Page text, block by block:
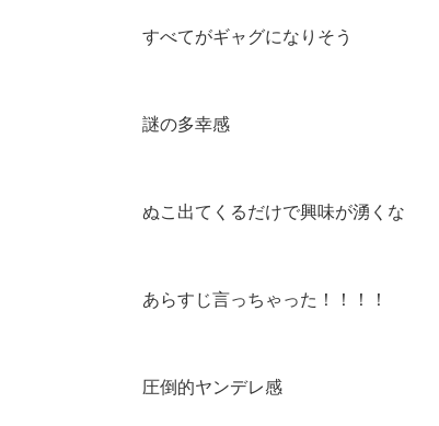
すべてがギャグになりそう
謎の多幸感
ぬこ出てくるだけで興味が湧くな
あらすじ言っちゃった！！！！
圧倒的ヤンデレ感